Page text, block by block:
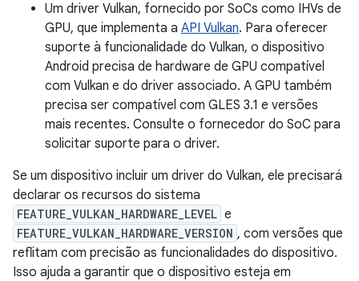
Um driver Vulkan, fornecido por SoCs como IHVs de
GPU, que implementa a API Vulkan. Para oferecer
suporte à funcionalidade do Vulkan, o dispositivo
Android precisa de hardware de GPU compatível
com Vulkan e do driver associado. A GPU também
precisa ser compatível com GLES 3.1 e versões
mais recentes. Consulte o fornecedor do SoC para
solicitar suporte para o driver.
Se um dispositivo incluir um driver do Vulkan, ele precisará
declarar os recursos do sistema
FEATURE_VULKAN_HARDWARE_LEVEL e
FEATURE_VULKAN_HARDWARE_VERSION , com versões que
reflitam com precisão as funcionalidades do dispositivo.
Isso ajuda a garantir que o dispositivo esteja em